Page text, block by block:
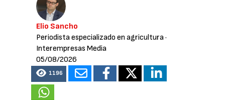
Elio Sancho
Periodista especializado en agricultura·
Interempresas Media
05/08/2026
1196